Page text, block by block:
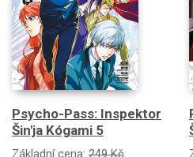
Psycho-Pass: Inspektor
Šin'ja Kógami 5
Základní cena: 249 Kč